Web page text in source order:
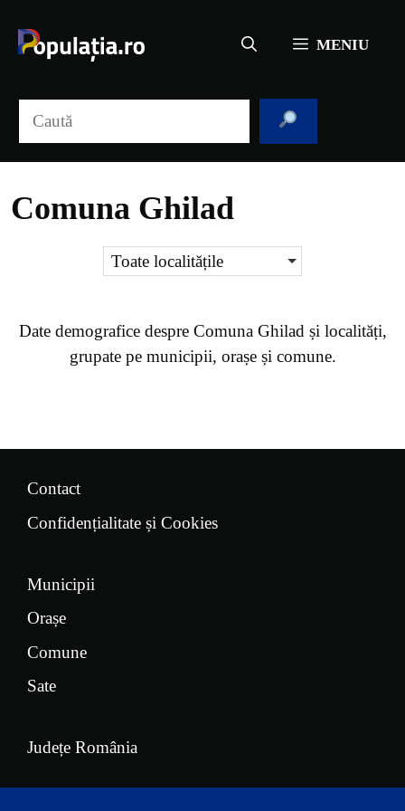
conținut
MENIU
Comuna Ghilad
Toate localitățile
Date demografice despre Comuna Ghilad și localități,
grupate pe municipii, orașe și comune.
Contact
Confidențialitate și Cookies
Municipii
Orașe
Comune
Sate
Județe România